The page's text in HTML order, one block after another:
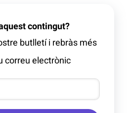
contingut?
butlletí i rebràs més
correu electrònic